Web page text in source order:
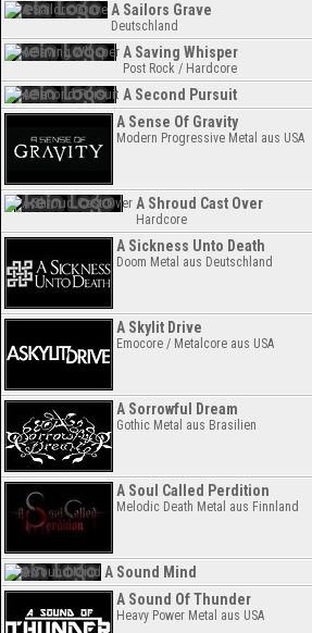
A Sailors Grave
Deutschland
A Saving Whisper
Post Rock / Hardcore
A Second Pursuit
A Sense Of Gravity
Modern Progressive Metal aus USA
A Shroud Cast Over
Hardcore
A Sickness Unto Death
Doom Metal aus Deutschland
A Skylit Drive
Emocore / Metalcore aus USA
A Sorrowful Dream
Gothic Metal aus Brasilien
A Soul Called Perdition
Melodic Death Metal aus Finnland
A Sound Mind
A Sound Of Thunder
Heavy Power Metal aus USA